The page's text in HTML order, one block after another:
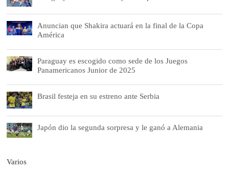
Anuncian que Shakira actuará en la final de la Copa
América
Paraguay es escogido como sede de los Juegos
Panamericanos Junior de 2025
Brasil festeja en su estreno ante Serbia
Japón dio la segunda sorpresa y le ganó a Alemania
Varios